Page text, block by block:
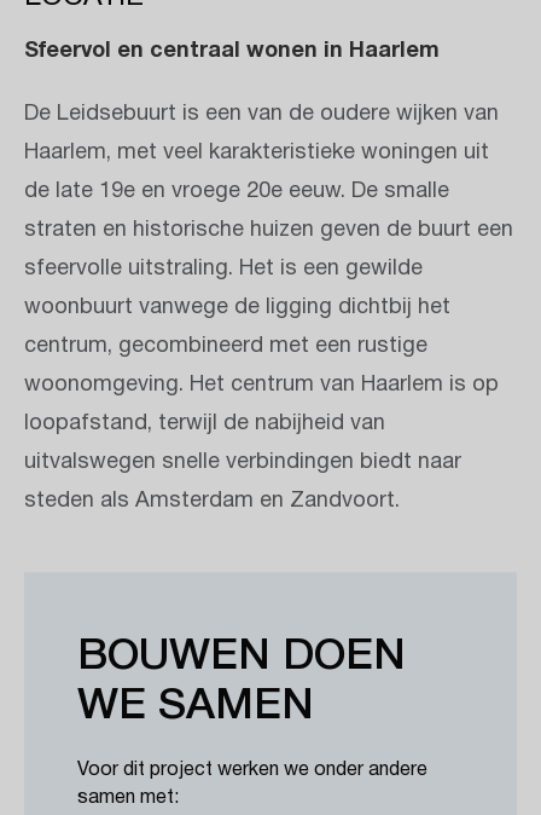
Sfeervol en centraal wonen in Haarlem
De Leidsebuurt is een van de oudere wijken van
Haarlem, met veel karakteristieke woningen uit
de late 19e en vroege 20e eeuw. De smalle
straten en historische huizen geven de buurt een
sfeervolle uitstraling. Het is een gewilde
woonbuurt vanwege de ligging dichtbij het
centrum, gecombineerd met een rustige
woonomgeving. Het centrum van Haarlem is op
loopafstand, terwijl de nabijheid van
uitvalswegen snelle verbindingen biedt naar
steden als Amsterdam en Zandvoort.
BOUWEN DOEN
WE SAMEN
Voor dit project werken we onder andere
samen met: